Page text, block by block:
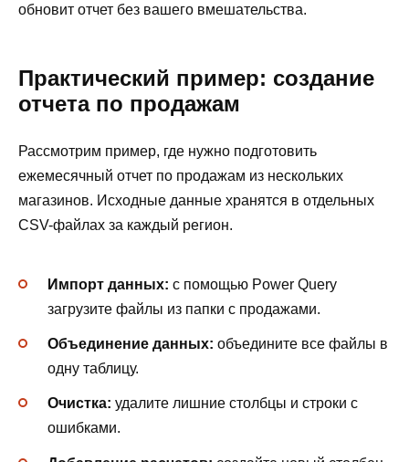
обновит отчет без вашего вмешательства.
Практический пример: создание
отчета по продажам
Рассмотрим пример, где нужно подготовить
ежемесячный отчет по продажам из нескольких
магазинов. Исходные данные хранятся в отдельных
CSV-файлах за каждый регион.
Импорт данных: с помощью Power Query
загрузите файлы из папки с продажами.
Объединение данных: объедините все файлы в
одну таблицу.
Очистка: удалите лишние столбцы и строки с
ошибками.